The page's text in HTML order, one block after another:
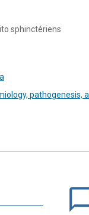
sphinctériens